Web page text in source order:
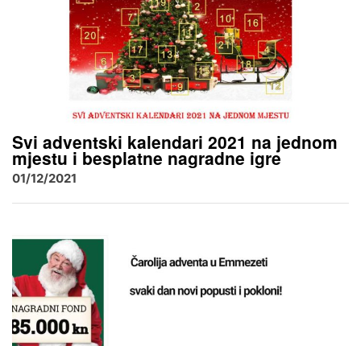
Svi adventski kalendari 2021 na jednom
mjestu i besplatne nagradne igre
01/12/2021